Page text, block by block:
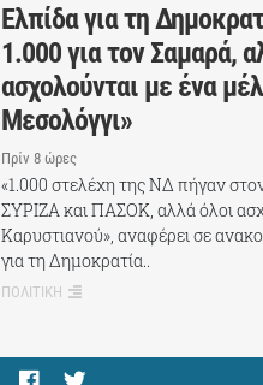
Ελπίδα για τη
1.000 για τον Σαμαρά,
ασχολούνται με ένα
Μεσολόγγι»
Πρίν 8 ώρες
«1.000 στελέχη της ΝΔ πήγαν
ΣΥΡΙΖΑ και ΠΑΣΟΚ, αλλά όλοι
Καρυστιανού», αναφέρει σε
για τη Δημοκρατία..
ΠΟΛΙΤΙΚΗ